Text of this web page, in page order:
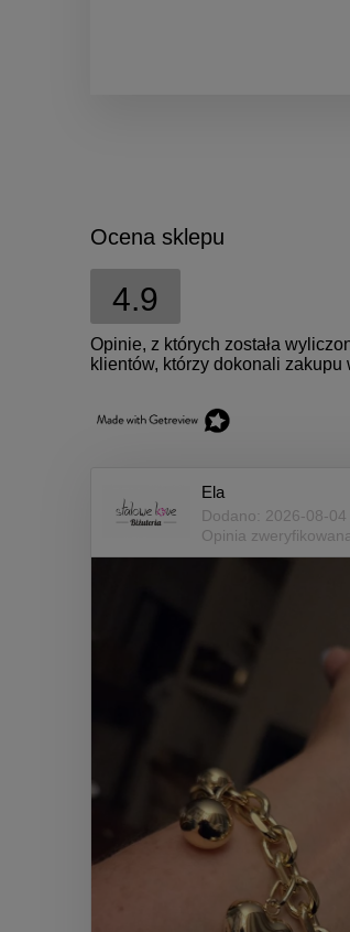
Ocena sklepu
4.9
Opinie, z których została
klientów, którzy dokonali zakupu
Ela
Dodano: 2026-08-04
Opinia zweryfikowana